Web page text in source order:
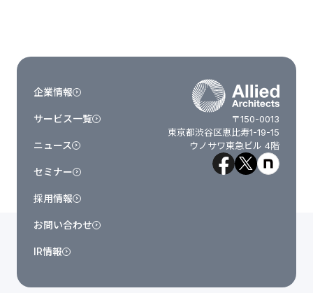
〒150-0013
東京都渋谷区恵比寿1-19-15
ウノサワ東急ビル 4階
企業情報
サービス一覧
ニュース
セミナー
採用情報
お問い合わせ
IR情報